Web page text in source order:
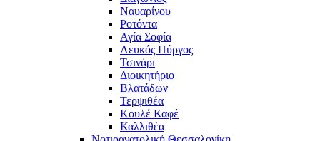
Ναυαρίνου
Ροτόντα
Αγία Σοφία
Λευκός Πύργος
Τσινάρι
Διοικητήριο
Βλατάδων
Τερψιθέα
Κουλέ Καφέ
Καλλιθέα